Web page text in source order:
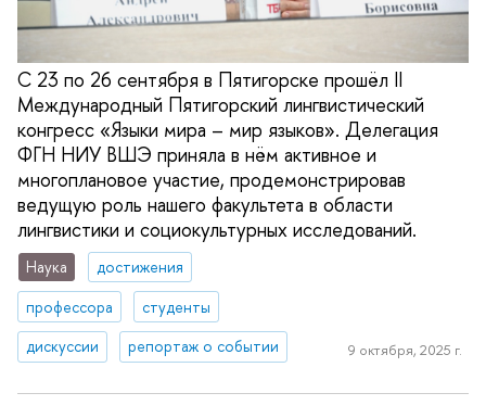
С 23 по 26 сентября в Пятигорске прошёл II
Международный Пятигорский лингвистический
конгресс «Языки мира – мир языков». Делегация
ФГН НИУ ВШЭ приняла в нём активное и
многоплановое участие, продемонстрировав
ведущую роль нашего факультета в области
лингвистики и социокультурных исследований.
Наука
достижения
профессора
студенты
дискуссии
репортаж о событии 9 октября, 2025 г.